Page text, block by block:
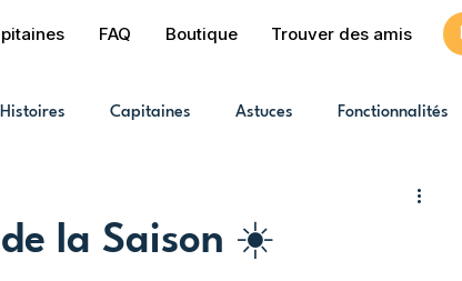
FAQ Boutique Trouver des amis
Histoires Capitaines Astuces Fonctionnalités
la Saison ☀️